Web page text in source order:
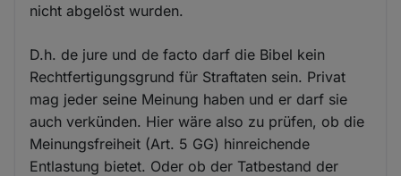
nicht abgelöst wurden.
D.h. de jure und de facto darf die Bibel kein
Rechtfertigungsgrund für Straftaten sein. Privat
mag jeder seine Meinung haben und er darf sie
auch verkünden. Hier wäre also zu prüfen, ob die
Meinungsfreiheit (Art. 5 GG) hinreichende
Entlastung bietet. Oder ob der Tatbestand der